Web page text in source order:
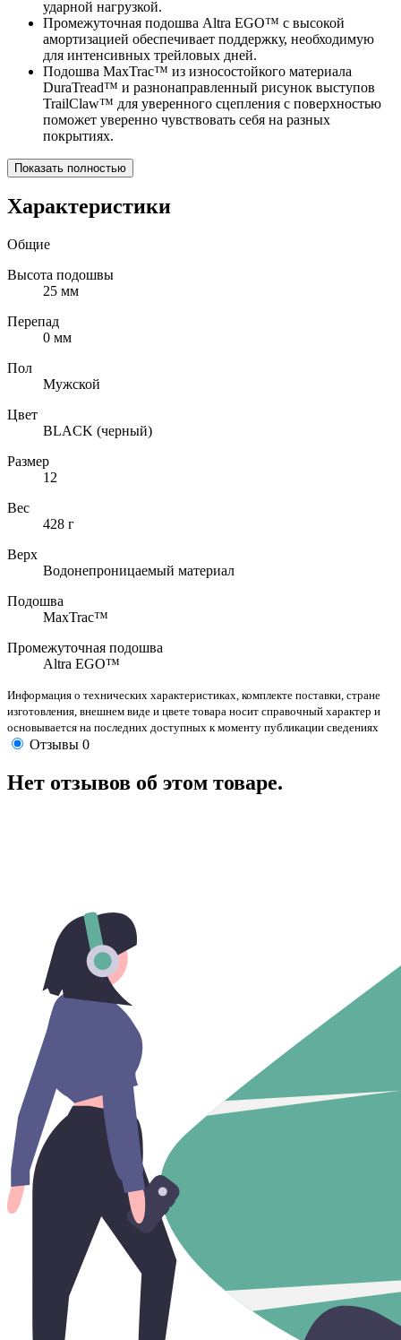
ударной нагрузкой.
Промежуточная подошва Altra EGO™ с высокой
амортизацией обеспечивает поддержку, необходимую
для интенсивных трейловых дней.
Подошва MaxTrac™ из износостойкого материала
DuraTread™ и разнонаправленный рисунок выступов
TrailClaw™ для уверенного сцепления с поверхностью
поможет уверенно чувствовать себя на разных
покрытиях.
Показать полностью
Характеристики
Общие
Высота подошвы
25 мм
Перепад
0 мм
Пол
Мужской
Цвет
BLACK (черный)
Размер
12
Вес
428 г
Верх
Водонепроницаемый материал
Подошва
MaxTrac™
Промежуточная подошва
Altra EGO™
Информация о технических характеристиках, комплекте поставки, стране
изготовления, внешнем виде и цвете товара носит справочный характер и
основывается на последних доступных к моменту публикации сведениях
Отзывы 0
Нет отзывов об этом товаре.